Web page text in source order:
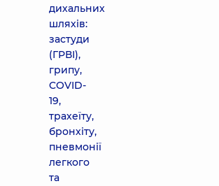
дихальних
шляхів:
застуди
(ГРВІ),
грипу,
COVID-
19,
трахеїту,
бронхіту,
пневмонії
легкого
та